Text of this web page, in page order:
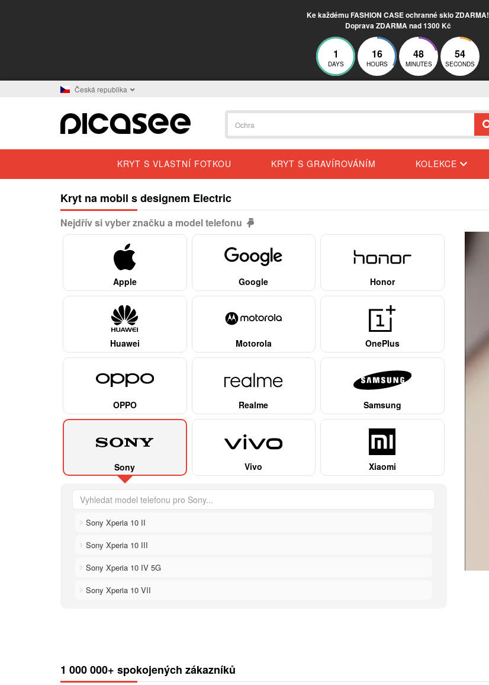
Ke každému FASHION CASE ochranné sklo ZDARMA!
Doprava ZDARMA nad 1300 Kč
1
DAYS
16
HOURS
48
MINUTES
53
SECONDS
Česká republika
KRYT S VLASTNÍ FOTKOU KRYT S GRAVÍROVÁNÍM KOLEKCE
Kryt na mobil s designem Electric
Nejdřív si vyber značku a model telefonu
Apple Google Honor
Huawei Motorola OnePlus
OPPO Realme Samsung
Sony Vivo Xiaomi
Sony Xperia 10 II
Sony Xperia 10 III
Sony Xperia 10 IV 5G
Sony Xperia 10 VII
1 000 000+ spokojených zákazníků